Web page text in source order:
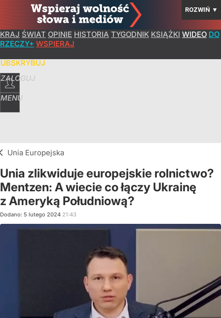
ROZWIŃ ▼
KRAJ ŚWIAT OPINIE HISTORIA TYGODNIK KSIĄŻKI WIDEO DO
RZECZY+ WSPIERAJ
ZALOGUJ
MENU
Unia Europejska
Unia zlikwiduje europejskie rolnictwo?
Mentzen: A wiecie co łączy Ukrainę
z Ameryką Południową?
Dodano: 5 lutego 2024 21:43